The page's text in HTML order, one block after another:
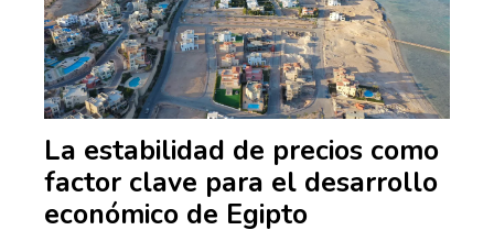
La estabilidad de precios como
factor clave para el desarrollo
económico de Egipto